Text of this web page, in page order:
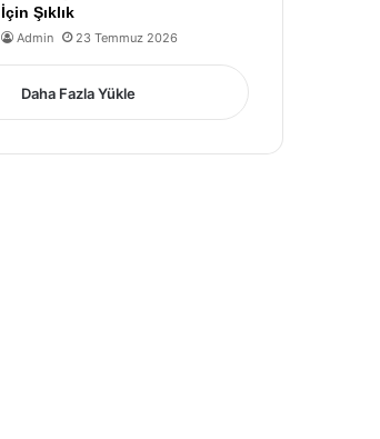
İçin Şıklık
Admin 23 Temmuz 2026
Daha Fazla Yükle